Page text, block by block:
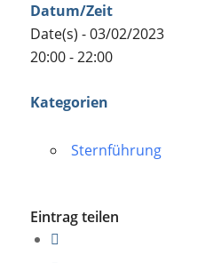
Datum/Zeit
Date(s) - 03/02/2023
20:00 - 22:00
Kategorien
Sternführung
Eintrag teilen